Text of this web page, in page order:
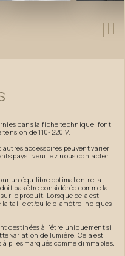
dans la fiche technique, font
de 110-220 V.
accessoires peuvent varier
pays ; veuillez nous contacter
un équilibre optimal entre la
pas être considérée comme la
le produit. Lorsque cela est
taille et/ou le diamètre indiqués
destinées à l'être uniquement si
variation de lumière. Cela est
piles marqués comme dimmables,